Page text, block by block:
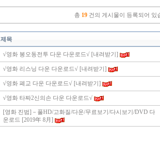
총 19 건의 게시물이 등록되어 있
제목
√영화 봉오동전투 다운 다운로드√ [내려받기]
√영화 리스닝 다운 다운로드√ [내려받기]
√영화 폐교 다운 다운로드√ [내려받기]
√영화 타짜2신의손 다운 다운로드√
[영화 진범]－풀HD/고화질/다운/무료보기/다시보기/DVD 다
운로드 [2019年 8月]